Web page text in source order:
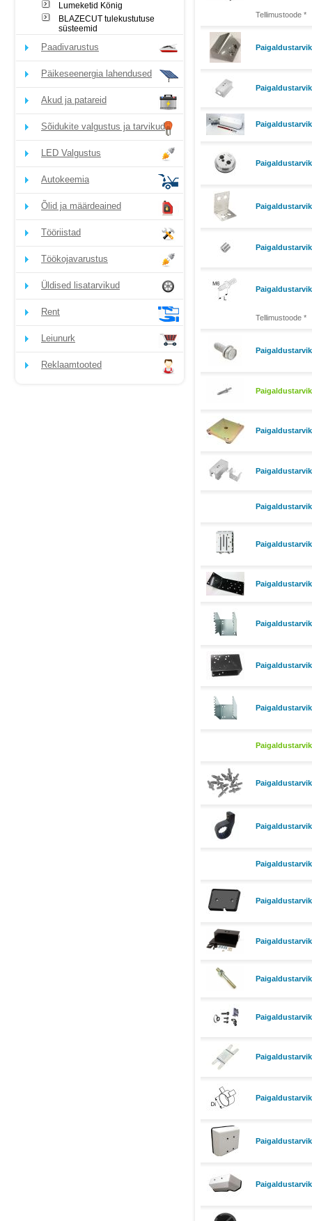
Lumeketid König
BLAZECUT tulekustutuse
süsteemid
Paadivarustus
Päikeseenergia lahendused
Akud ja patareid
Sõidukite valgustus ja tarvikud
LED Valgustus
Autokeemia
Õlid ja määrdeained
Tööriistad
Töökojavarustus
Üldised lisatarvikud
Rent
Leiunurk
Reklaamtooted
Tellimustoode *
Tellimustoode *
Paigaldustarvik
Paigaldustarvik
Paigaldustarvik